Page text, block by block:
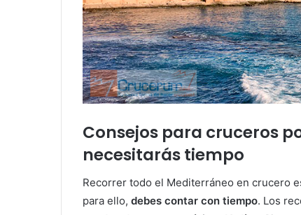
Consejos para cruceros
necesitarás tiempo
Recorrer todo el Mediterráneo en crucero
para ello, debes contar con tiempo. Los